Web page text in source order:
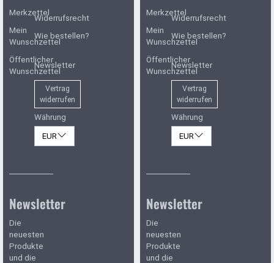
Merkzettel
Mein
Wunschzettel
Öffentlicher
Wunschzettel
Widerrufsrecht
Wie bestellen?
Newsletter
Vertrag
widerrufen
Währung
EUR
Newsletter
Die
neuesten
Produkte
und die
Merkzettel
Mein
Wunschzettel
Öffentlicher
Wunschzettel
Widerrufsrecht
Wie bestellen?
Newsletter
Vertrag
widerrufen
Währung
EUR
Newsletter
Die
neuesten
Produkte
und die